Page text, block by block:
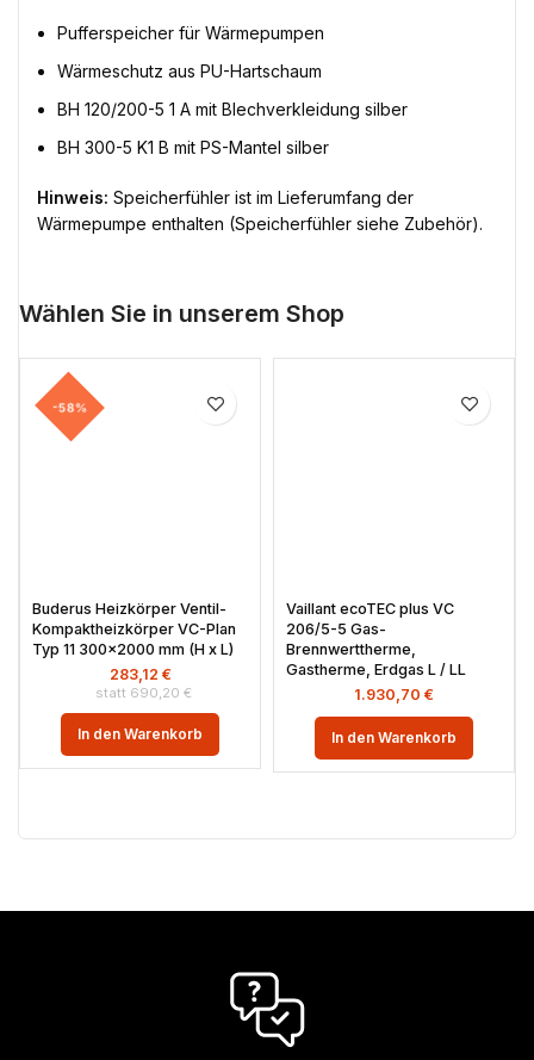
Pufferspeicher für Wärmepumpen
Wärmeschutz aus PU-Hartschaum
BH 120/200-5 1 A mit Blechverkleidung silber
BH 300-5 K1 B mit PS-Mantel silber
Hinweis: Speicherfühler ist im Lieferumfang der
Wärmepumpe enthalten (Speicherfühler siehe Zubehör).
Wählen Sie in unserem Shop
-58%
Buderus Heizkörper Ventil-
Kompaktheizkörper VC-Plan
Typ 11 300×2000 mm (H x L)
690,20 €
283,12 €
In den Warenkorb
Vaillant ecoTEC plus VC
206/5-5 Gas-
Brennwerttherme,
Gastherme, Erdgas L / LL
1.930,70 €
In den Warenkorb